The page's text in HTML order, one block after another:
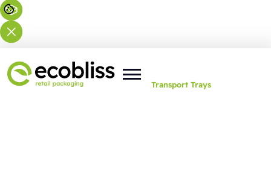
U bent hier: Home Transport Trays